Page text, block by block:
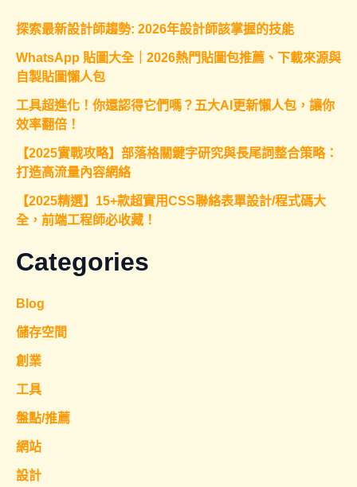
探索最新設計師趨勢: 2026年設計師該掌握的技能
WhatsApp 貼圖大全｜2026熱門貼圖包推薦、下載來源與
自製貼圖懶人包
工具超進化！你還認得它們嗎？五大AI更新懶人包，讓你
效率翻倍！
【2025實戰攻略】部落格關鍵字研究與長尾詞整合策略：
打造高流量內容網絡
【2025精選】15+款超實用CSS聯絡表單設計/程式碼大
全，前端工程師必收藏！
Categories
Blog
儲存空間
創業
工具
盤點/推薦
網站
設計